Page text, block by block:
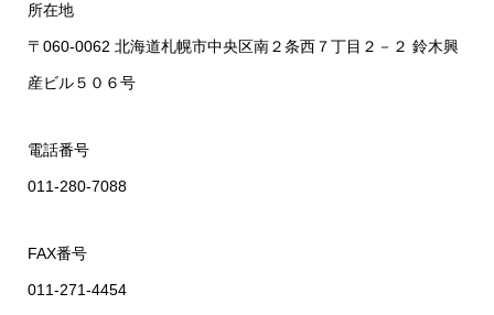
所在地
〒060-0062 北海道札幌市中央区南２条西７丁目２－２ 鈴木興
産ビル５０６号
電話番号
011-280-7088
FAX番号
011-271-4454